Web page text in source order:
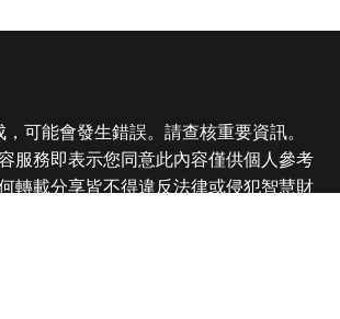
可能會發生錯誤。請查核重要資訊。
服務即表示您同意此內容僅供個人參考
轉載分享皆不得違反法律或侵犯智慧財